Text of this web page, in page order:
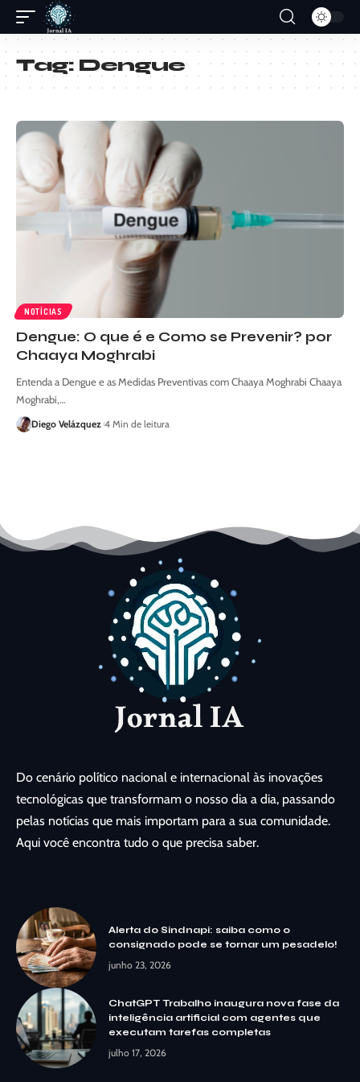
Tag:Dengue
NOTÍCIAS
Dengue: O que é e Como se Prevenir? por
Chaaya Moghrabi
Entenda a Dengue e as Medidas Preventivas com Chaaya Moghrabi Chaaya
Moghrabi,…
Diego Velázquez 4 Min de leitura
Do cenário político nacional e internacional às inovações
tecnológicas que transformam o nosso dia a dia, passando
pelas notícias que mais importam para a sua comunidade.
Aqui você encontra tudo o que precisa saber.
Alerta do Sindnapi: saiba como o
consignado pode se tornar um pesadelo!
junho 23, 2026
ChatGPT Trabalho inaugura nova fase da
inteligência artificial com agentes que
executam tarefas completas
julho 17, 2026